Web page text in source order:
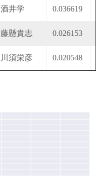
酒井学 0.036619
藤懸貴志 0.026153
川須栄彦 0.020548